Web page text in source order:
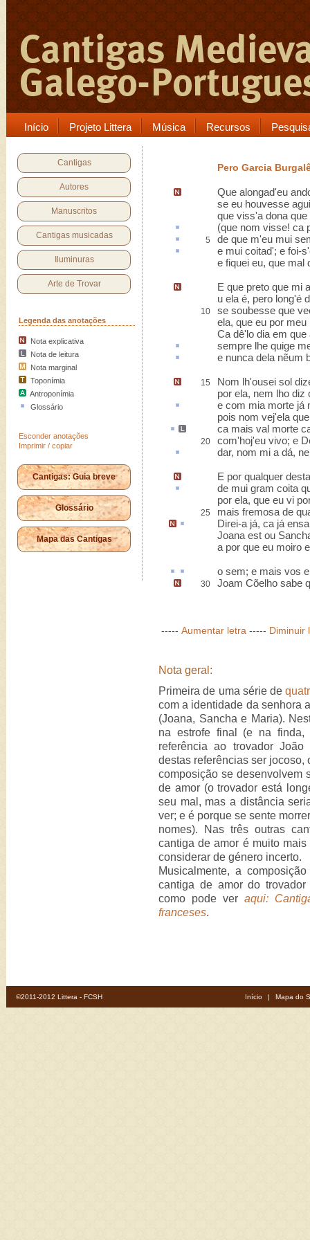
Início Projeto Littera Música Recursos
Cantigas
Autores
Manuscritos
Cantigas musicadas
Iluminuras
Arte de Trovar
Legenda das anotações
Nota explicativa
Nota de leitura
Nota marginal
Toponímia
Antroponímia
Glossário
Esconder anotações
Imprimir / copiar
Cantigas: Guia breve
Glossário
Mapa das Cantigas
Pero Garcia
Que alongad'eu
se eu houvesse
que viss'a dona
(que nom visse! ca
5 de que m'eu mui
e mui coitad'; e foi-
e fiquei eu, que mal
E que preto que mi
u ela é, pero long'é
10
se soubesse que
ela, que eu por meu
Ca dê'lo dia em que
sempre lhe quige
e nunca dela nẽum
15 Nom lh'ousei sol
por ela, nem lho diz
e com mia morte já
pois nom vej'ela
ca mais val morte
20
com'hoj'eu vivo; e
dar, nom mi a dá,
E por qualquer
de mui gram coita
por ela, que eu vi
25
mais fremosa de
Direi-a já, ca já
Joana est ou
a por que eu moiro
o sem; e mais vos
30 Joam Cõelho sabe
----- Aumentar letra ----- Diminuir
Nota geral:
Primeira de uma série de
com a identidade da senhora
(Joana, Sancha e Maria).
na estrofe final (e na finda,
referência ao trovador
destas referências ser jocoso,
composição se desenvolvem
de amor (o trovador está
seu mal, mas a distância
ver; e é porque se sente
nomes). Nas três outras
cantiga de amor é muito
considerar de género incerto.
Musicalmente, a
cantiga de amor do
como pode ver aqui:
franceses.
©2011-2012 Littera - FCSH Início | Mapa do